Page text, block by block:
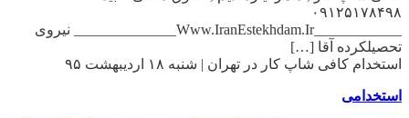
۰۹۱۲۵۱۷۸۴۹۸
____________Www.IranEstekhdam.Ir______________ نیروی
تحصیلکرده آقا […]
استخدام کافی شاپ کار در تهران | شنبه ۱۸ اردیبهشت ۹۵
استخدامی